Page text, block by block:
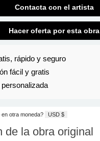
Contacta con el artista
Hacer oferta por esta obra
rápido y seguro
fácil y gratis
otra moneda? USD $
de la obra original